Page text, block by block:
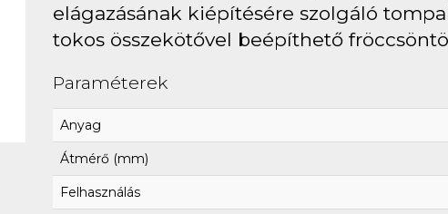
elágazásának kiépítésére szolgáló
tokos összekötővel beépíthető
Paraméterek
Anyag
Átmérő (mm)
Felhasználás